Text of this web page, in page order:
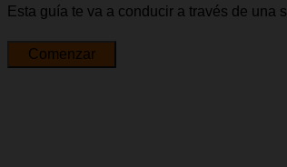
Esta guía te va a conducir a través de
Comenzar